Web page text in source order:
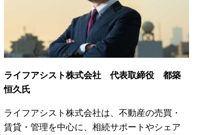
ライフアシスト株式会社 代表取締役 都築
恒久氏
ライフアシスト株式会社は、不動産の売買・
賃貸・管理を中心に、相続サポートやシェア